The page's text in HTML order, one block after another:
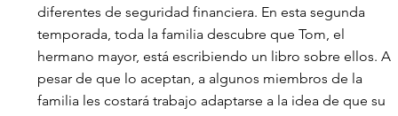
diferentes de seguridad financiera. En esta segunda
temporada, toda la familia descubre que Tom, el
hermano mayor, está escribiendo un libro sobre ellos. A
pesar de que lo aceptan, a algunos miembros de la
familia les costará trabajo adaptarse a la idea de que su